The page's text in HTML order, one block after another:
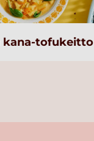
kana-tofukeitto